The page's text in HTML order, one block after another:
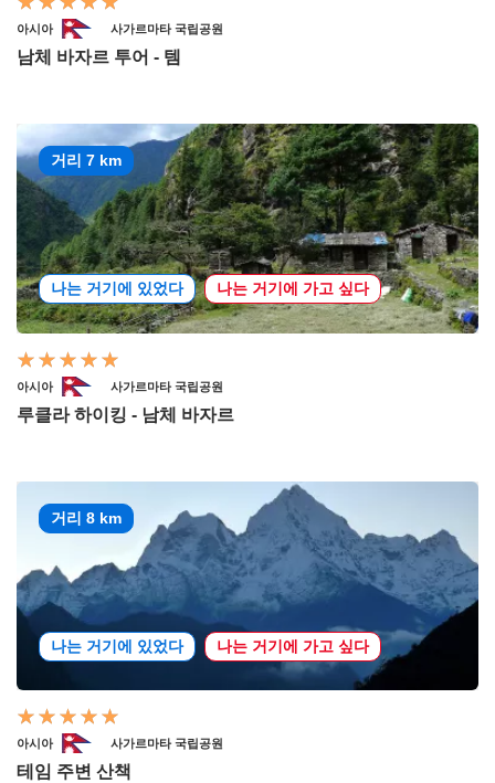
아시아 사가르마타 국립공원
남체 바자르 투어 - 템
거리 7 km
나는 거기에 있었다 나는 거기에 가고 싶다
아시아 사가르마타 국립공원
루클라 하이킹 - 남체 바자르
거리 8 km
나는 거기에 있었다 나는 거기에 가고 싶다
아시아 사가르마타 국립공원
테임 주변 산책